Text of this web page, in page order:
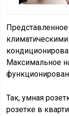
Максимальное
Так, умная
розетке в